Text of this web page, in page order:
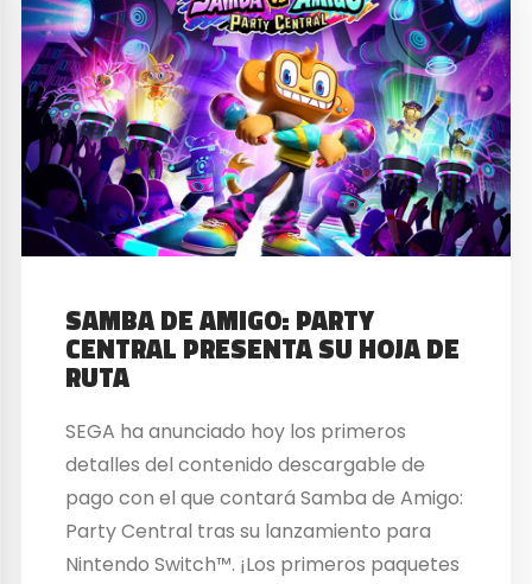
SAMBA DE AMIGO: PARTY
CENTRAL PRESENTA SU HOJA DE
RUTA
SEGA ha anunciado hoy los primeros
detalles del contenido descargable de
pago con el que contará Samba de Amigo:
Party Central tras su lanzamiento para
Nintendo Switch™. ¡Los primeros paquetes